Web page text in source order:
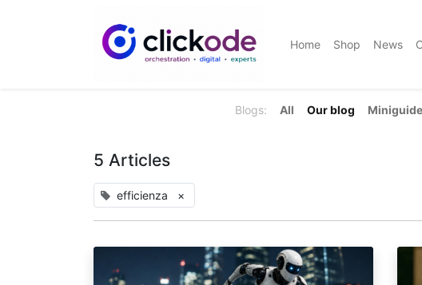
Home Shop News
Blogs: All Our blog
5 Articles
efficienza ×